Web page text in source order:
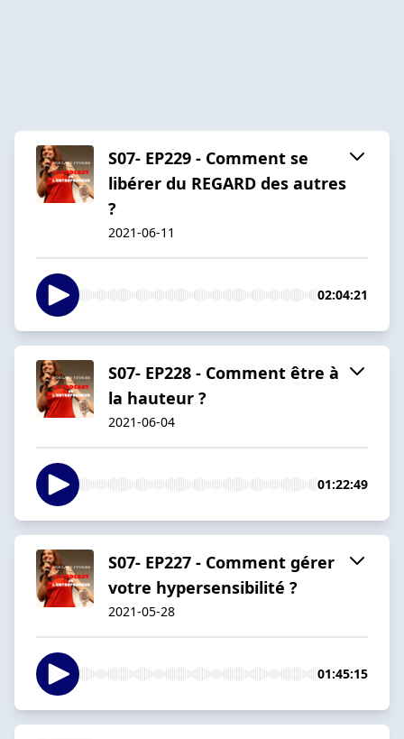
S07- EP229 - Comment se
libérer du REGARD des autres
?
2021-06-11
02:04:21
S07- EP228 - Comment être à
la hauteur ?
2021-06-04
01:22:49
S07- EP227 - Comment gérer
votre hypersensibilité ?
2021-05-28
01:45:15